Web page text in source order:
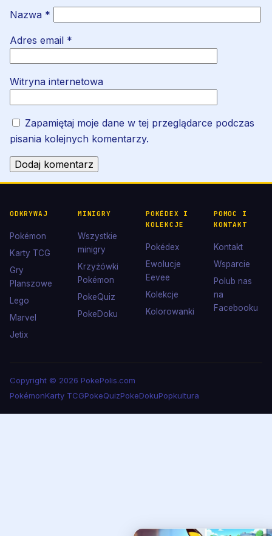
Nazwa *
Adres email *
Witryna internetowa
Zapamiętaj moje dane w tej przeglądarce podczas
pisania kolejnych komentarzy.
ODKRYWAJ
Pokémon
Karty TCG
Gry
Planszowe
Lego
Marvel
Jetix
MINIGRY
Wszystkie
minigry
Krzyżówki
Pokémon
PokeQuiz
PokeDoku
POKÉDEX I
KOLEKCJE
Pokédex
Ewolucje
Eevee
Kolekcje
Kolorowanki
POMOC I
KONTAKT
Kontakt
Wsparcie
Polub nas
na
Facebooku
Copyright © 2026 PokePolis.com
PokémonKarty TCGPokeQuizPokeDokuPopkultura